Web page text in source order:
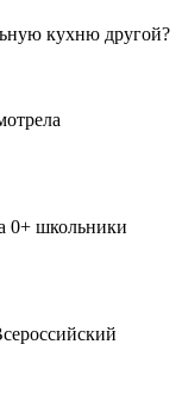
кухню другой?
0+ школьники